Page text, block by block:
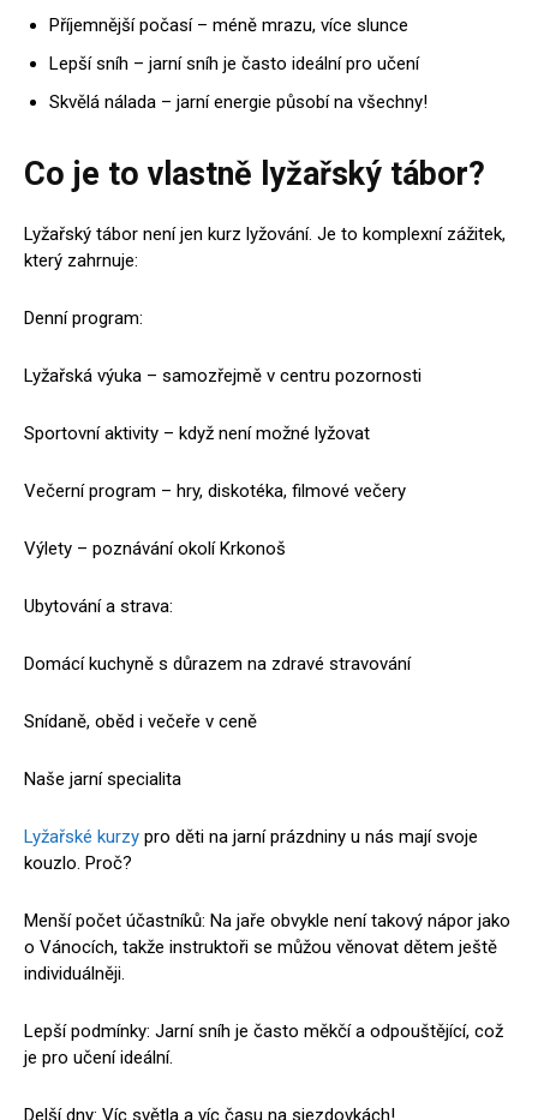
Příjemnější počasí – méně mrazu, více slunce
Lepší sníh – jarní sníh je často ideální pro učení
Skvělá nálada – jarní energie působí na všechny!
Co je to vlastně lyžařský tábor?
Lyžařský tábor není jen kurz lyžování. Je to komplexní zážitek,
který zahrnuje:
Denní program:
Lyžařská výuka – samozřejmě v centru pozornosti
Sportovní aktivity – když není možné lyžovat
Večerní program – hry, diskotéka, filmové večery
Výlety – poznávání okolí Krkonoš
Ubytování a strava:
Domácí kuchyně s důrazem na zdravé stravování
Snídaně, oběd i večeře v ceně
Naše jarní specialita
Lyžařské kurzy pro děti na jarní prázdniny u nás mají svoje
kouzlo. Proč?
Menší počet účastníků: Na jaře obvykle není takový nápor jako
o Vánocích, takže instruktoři se můžou věnovat dětem ještě
individuálněji.
Lepší podmínky: Jarní sníh je často měkčí a odpouštějící, což
je pro učení ideální.
Delší dny: Víc světla a víc času na sjezdovkách!